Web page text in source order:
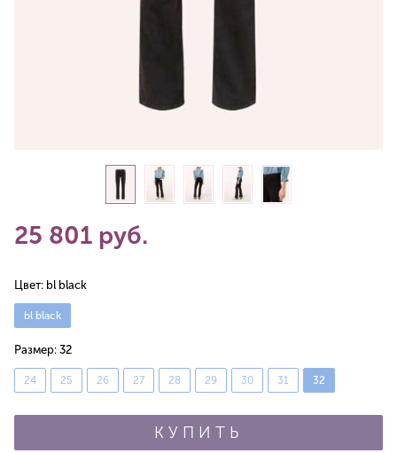
25 801 руб.
Цвет: bl black
bl black
Размер: 32
24 25 26 27 28 29 30 31 32
КУПИТЬ